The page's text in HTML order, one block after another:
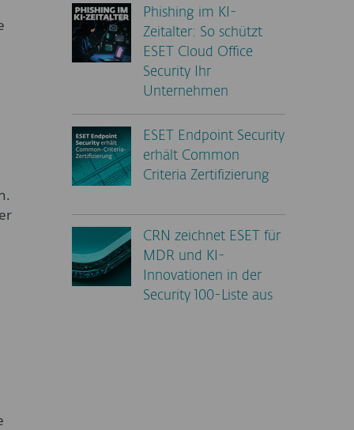
Phishing im KI-
Zeitalter: So schützt
ESET Cloud Office
Security Ihr
Unternehmen
ESET Endpoint Security
erhält Common
Criteria Zertifizierung
CRN zeichnet ESET für
MDR und KI-
Innovationen in der
Security 100-Liste aus